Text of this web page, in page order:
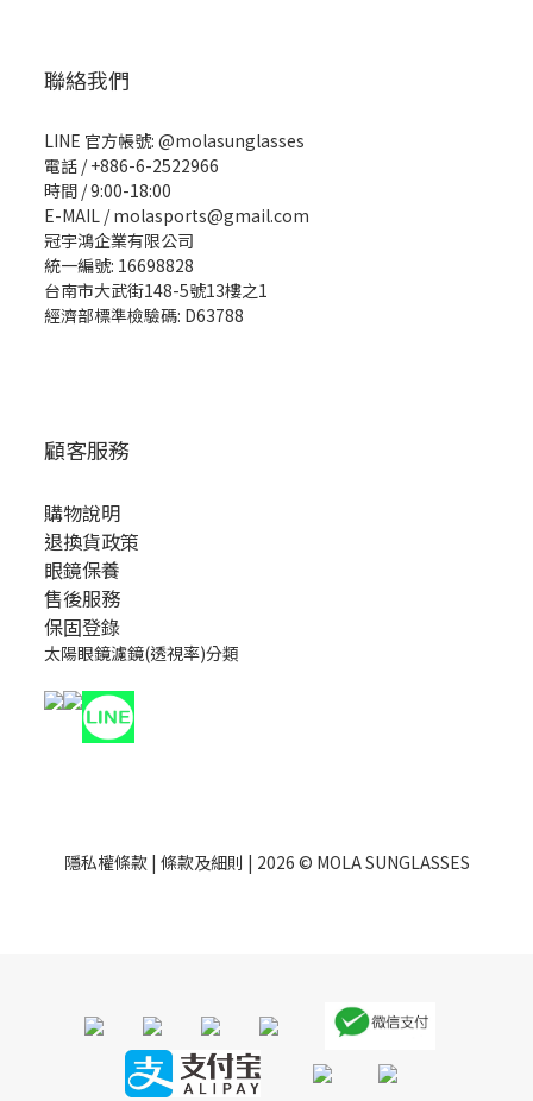
聯絡我們
LINE 官方帳號: @molasunglasses
電話 / +886-6-2522966
時間 / 9:00-18:00
E-MAIL / molasports@gmail.com
冠宇鴻企業有限公司
統一編號: 16698828
台南市大武街148-5號13樓之1
經濟部標準檢驗碼: D63788
顧客服務
購物說明
退換貨政策
眼鏡保養
售後服務
保固登錄
太陽眼鏡濾鏡(透視率)分類
隱私權條款| 條款及細則 | 2026 © MOLA SUNGLASSES